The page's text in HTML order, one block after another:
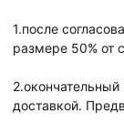
1.после
размере 50% от
2.окончательный
доставкой.